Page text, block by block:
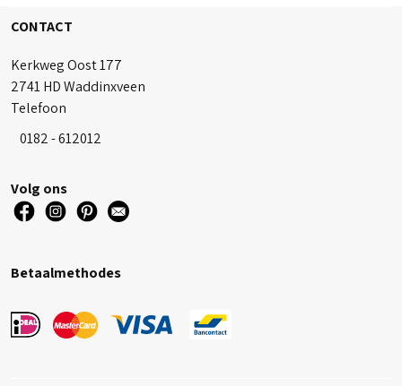
CONTACT
Kerkweg Oost 177
2741 HD Waddinxveen
Telefoon
0182 - 612012
Volg ons
Betaalmethodes